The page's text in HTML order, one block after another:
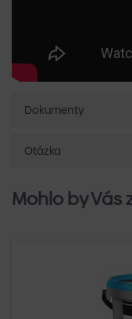
Dokumenty
Otázka
Mohlo by Vás